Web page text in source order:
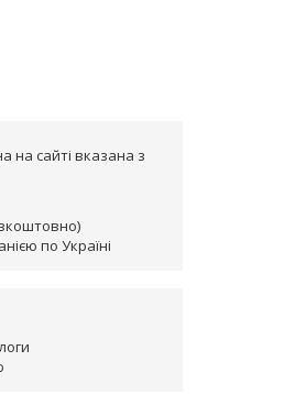
на сайті вказана з
по Україні